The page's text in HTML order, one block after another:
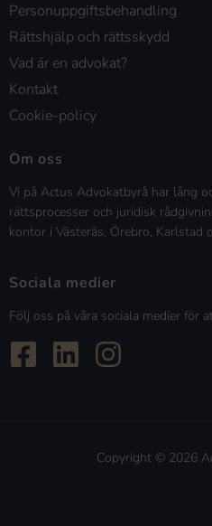
Personuppgiftsbehandling
Rättshjälp och rättsskydd
Vad är en advokat?
Kontakt
Cookie-policy
Om oss
Vi på Actus Advokatbyrå har lång
rättsprocesser och juridisk
kontor i Västerås, Örebro, Karlstad
Sociala medier
Följ oss på våra sociala medier för
Copyright © 2026